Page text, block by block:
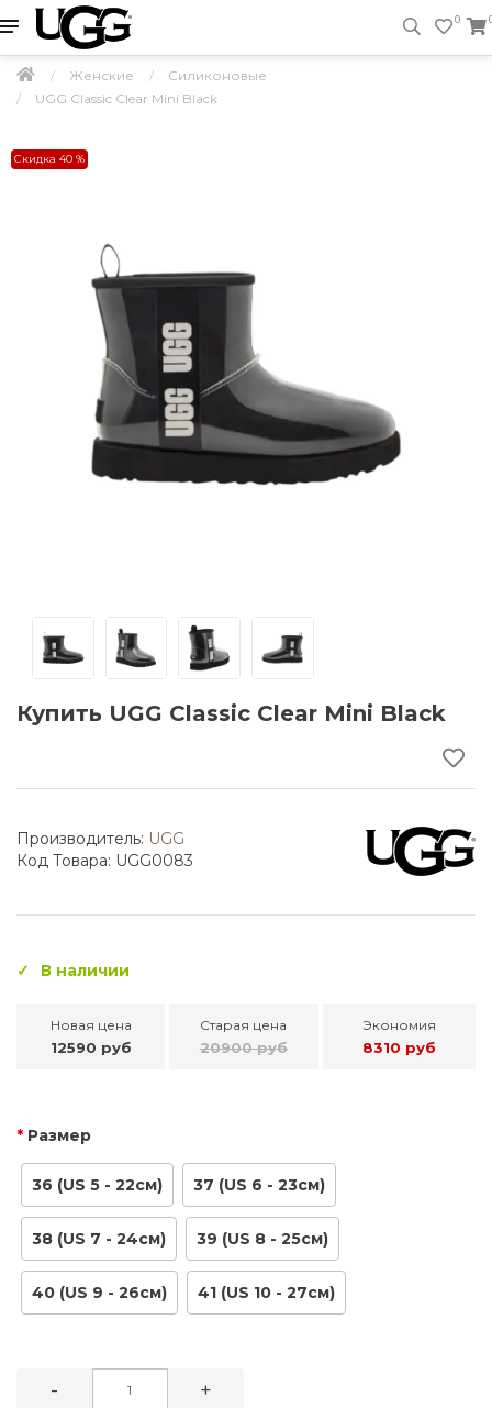
0
Женские
Силиконовые
UGG Classic Clear Mini Black
Скидка 40 %
Купить UGG Classic Clear Mini Black
Производитель: UGG
Код Товара: UGG0083
В наличии
Новая цена
12590 руб
Старая цена
20900 руб
Экономия
8310 руб
Размер
36 (US 5 - 22см) 37 (US 6 - 23см)
38 (US 7 - 24см) 39 (US 8 - 25см)
40 (US 9 - 26см) 41 (US 10 - 27см)
- +